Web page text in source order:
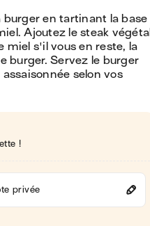
burger en tartinant la base
Ajoutez le steak végétal
miel s'il vous en reste, la
burger. Servez le burger
selon vos
!
privée